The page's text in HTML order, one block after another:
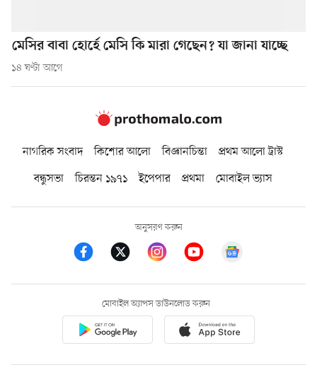
মেসির বাবা হোর্হে মেসি কি মারা গেছেন? যা জানা যাচ্ছে
১৪ ঘণ্টা আগে
নাগরিক সংবাদ কিশোর আলো বিজ্ঞানচিন্তা
প্রথম আলো ট্রাস্ট
বন্ধুসভা
চিরন্তন ১৯৭১ ইপেপার প্রথমা মোবাইল ভ্যাস
অনুসরণ করুন
মোবাইল অ্যাপস ডাউনলোড করুন